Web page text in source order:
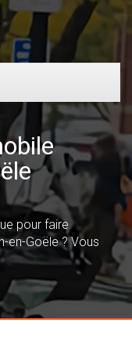
pour faire
en-Goële ? Vous